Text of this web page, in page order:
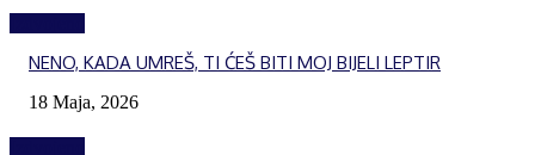
NENO, KADA UMREŠ, TI ĆEŠ BITI MOJ BIJELI LEPTIR
18 Maja, 2026